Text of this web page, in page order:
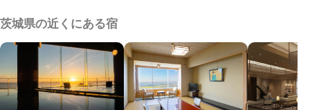
茨城県の近くにある宿